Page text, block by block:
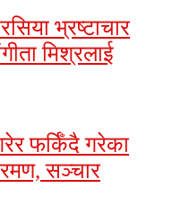
भ्रष्टाचार
मिश्रलाई
फर्किँदै गरेका
सञ्चार